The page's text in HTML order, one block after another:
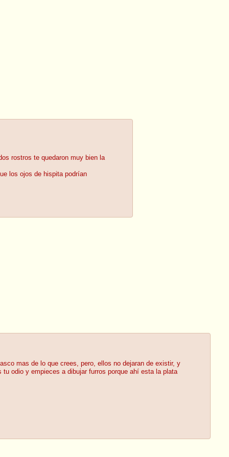
rostros te quedaron muy bien la
los ojos de hispita podrían
mas de lo que crees, pero, ellos no dejaran de existir, y
odio y empieces a dibujar furros porque ahí esta la plata